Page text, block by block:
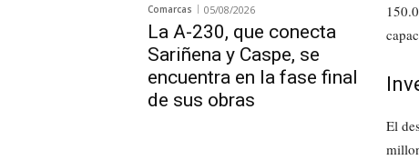
Comarcas 05/08/2026
La A-230, que conecta
Sariñena y Caspe, se
encuentra en la fase final
de sus obras
El